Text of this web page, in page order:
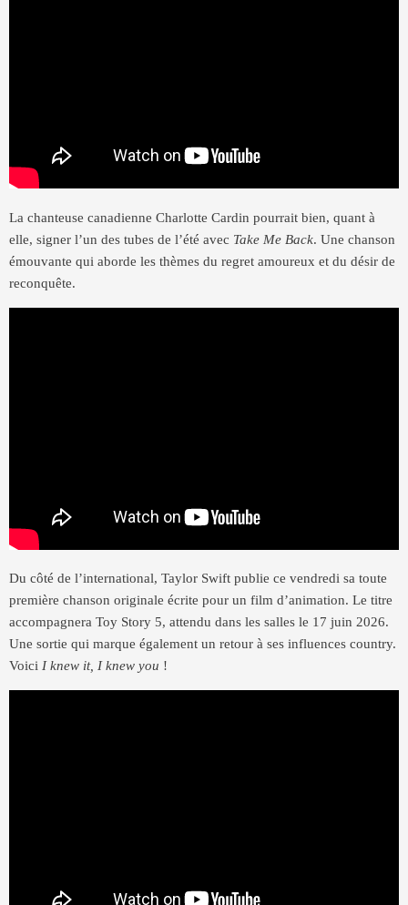
La chanteuse canadienne Charlotte Cardin pourrait bien, quant à
elle, signer l’un des tubes de l’été avec Take Me Back. Une chanson
émouvante qui aborde les thèmes du regret amoureux et du désir de
reconquête.
Du côté de l’international, Taylor Swift publie ce vendredi sa toute
première chanson originale écrite pour un film d’animation. Le titre
accompagnera Toy Story 5, attendu dans les salles le 17 juin 2026.
Une sortie qui marque également un retour à ses influences country.
Voici I knew it, I knew you !